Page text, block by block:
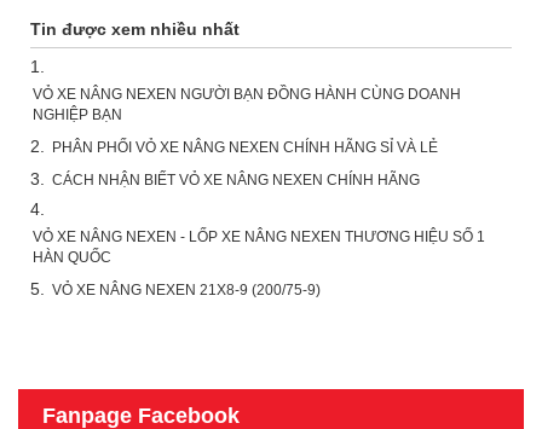
Tin được xem nhiều nhất
1.
VỎ XE NÂNG NEXEN NGƯỜI BẠN ĐỒNG HÀNH CÙNG DOANH
NGHIỆP BẠN
2. PHÂN PHỐI VỎ XE NÂNG NEXEN CHÍNH HÃNG SỈ VÀ LẺ
3. CÁCH NHẬN BIẾT VỎ XE NÂNG NEXEN CHÍNH HÃNG
4.
VỎ XE NÂNG NEXEN - LỐP XE NÂNG NEXEN THƯƠNG HIỆU SỐ 1
HÀN QUỐC
5. VỎ XE NÂNG NEXEN 21X8-9 (200/75-9)
Fanpage Facebook